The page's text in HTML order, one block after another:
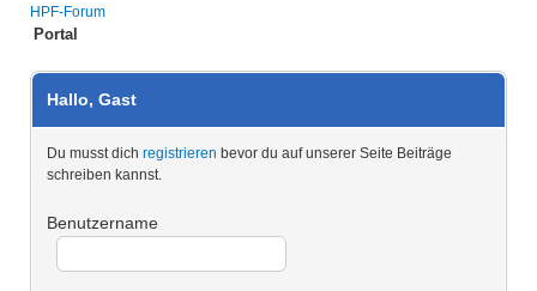
HPF-Forum
Portal
Hallo, Gast
Du musst dich registrieren bevor du auf unserer Seite Beiträge
schreiben kannst.
Benutzername